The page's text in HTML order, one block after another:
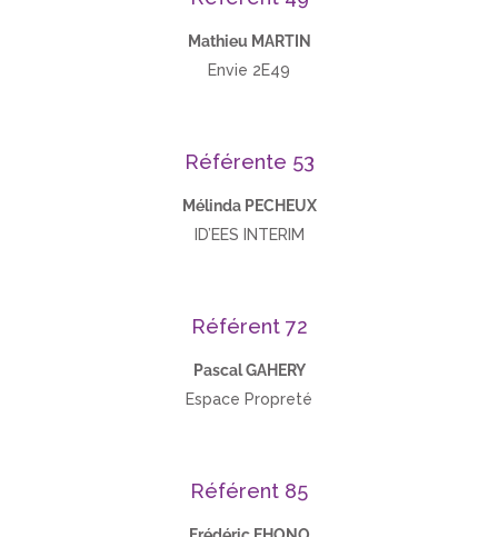
Mathieu MARTIN
Envie 2E49
Référente 53
Mélinda PECHEUX
ID’EES INTERIM
Référent 72
Pascal GAHERY
Espace Propreté
Référent 85